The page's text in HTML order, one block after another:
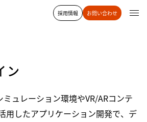
採用情報 お問い合わせ
ン
ュレーション環境やVR/ARコンテ
用したアプリケーション開発で、デ